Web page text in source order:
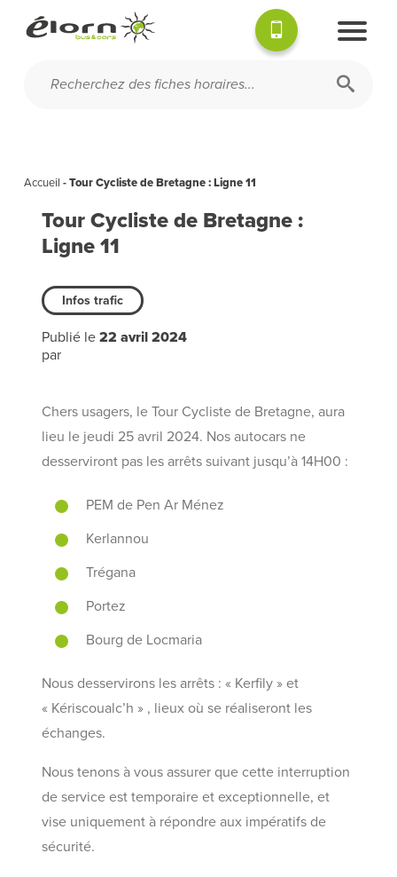
Accueil -Tour Cycliste de Bretagne : Ligne 11
Tour Cycliste de Bretagne :
Ligne 11
Infos trafic
Publié le22 avril 2024
par
Chers usagers, le Tour Cycliste de Bretagne, aura
lieu le jeudi 25 avril 2024. Nos autocars ne
desserviront pas les arrêts suivant jusqu’à 14H00 :
PEM de Pen Ar Ménez
Kerlannou
Trégana
Portez
Bourg de Locmaria
Nous desservirons les arrêts : « Kerfily » et
« Kériscoualc’h » , lieux où se réaliseront les
échanges.
Nous tenons à vous assurer que cette interruption
de service est temporaire et exceptionnelle, et
vise uniquement à répondre aux impératifs de
sécurité.